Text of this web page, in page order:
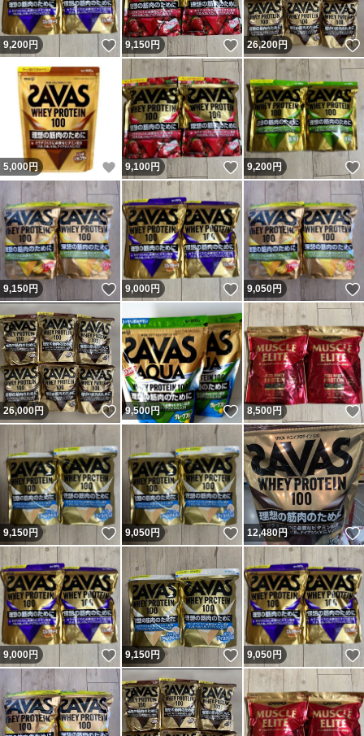
9,200円 いいね！
9,150円 いいね！
26,200円
5,000円 いいね！
9,100円 いいね！
9,200円
9,150円 いいね！
9,000円 いいね！
9,050円
26,000円 いいね！
9,500円 いいね！
8,500円
9,150円 いいね！
9,050円 いいね！
12,480円
9,000円 いいね！
9,150円 いいね！
9,050円